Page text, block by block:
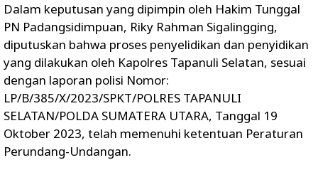
Dalam keputusan yang dipimpin oleh Hakim Tunggal
PN Padangsidimpuan, Riky Rahman Sigalingging,
diputuskan bahwa proses penyelidikan dan penyidikan
yang dilakukan oleh Kapolres Tapanuli Selatan, sesuai
dengan laporan polisi Nomor:
LP/B/385/X/2023/SPKT/POLRES TAPANULI
SELATAN/POLDA SUMATERA UTARA, Tanggal 19
Oktober 2023, telah memenuhi ketentuan Peraturan
Perundang-Undangan.